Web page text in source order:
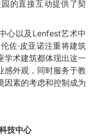
的直接互动提供了契
心以及Lenfest艺术中
佐·皮亚诺注重将建筑
学术建筑都体现出这一
感外观，同时服务于教
因素的考虑和控制成为
技中心